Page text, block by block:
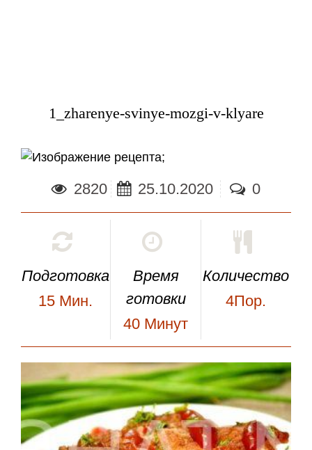
1_zharenye-svinye-mozgi-v-klyare
;
2820 25.10.2020 0
Подготовка
15 Мин.
Время
готовки
40 Минут
Количество
4Пор.